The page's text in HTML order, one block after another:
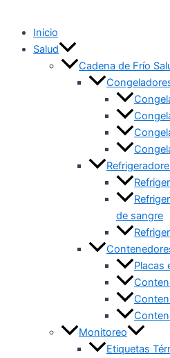
Inicio
Salud
Cadena de Frío
de sangre
Placas
Monitoreo
Etiquetas